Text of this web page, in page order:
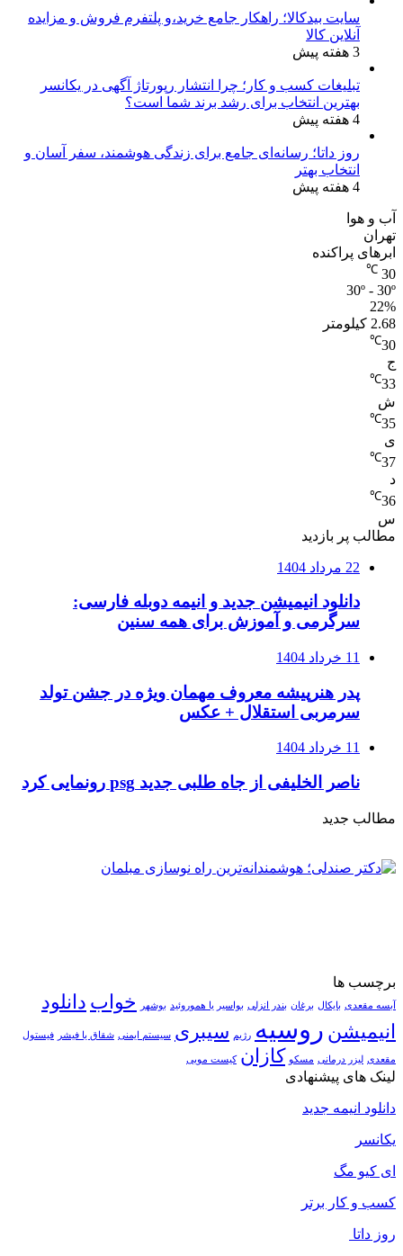
سایت بیدکالا؛ راهکار جامع خرید،و پلتفرم فروش و مزایده
آنلاین کالا
3 هفته پیش
تبلیغات کسب و کار؛ چرا انتشار رپورتاژ آگهی در یکانسر
بهترین انتخاب برای رشد برند شما است؟
4 هفته پیش
روز داتا؛ رسانه‌ای جامع برای زندگی هوشمند، سفر آسان و
انتخاب بهتر
4 هفته پیش
آب و هوا
تهران
ابرهای پراکنده
30
℃
30º - 30º
22%
2.68 کیلومتر
30
℃
ج
33
℃
ش
35
℃
ی
37
℃
د
36
℃
س
مطالب پر بازدید
22 مرداد 1404
دانلود انیمیشن جدید و انیمه دوبله فارسی:
سرگرمی و آموزش برای همه سنین
11 خرداد 1404
پدر هنرپیشه معروف مهمان ویژه در جشن تولد
سرمربی استقلال + عکس
11 خرداد 1404
ناصر الخلیفی از جاه طلبی جدید psg رونمایی کرد
مطالب جدید
برچسب ها
آبسه مقعدی بایکال برغان بندر انزلی بواسیر یا هموروئید بوشهر خواب دانلود
انیمیشن روسیه رژیم سیبری سیستم ایمنی شقاق یا فیشر فیستول
مقعدی لیزر درمانی مسکو کازان کیست مویی
لینک های پیشنهادی
دانلود انیمه جدید
یکانسر
ای کیو مگ
کسب و کار برتر
روز داتا